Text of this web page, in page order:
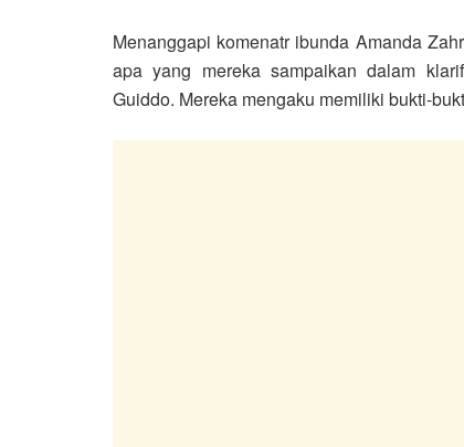
Menanggapi komenatr ibunda Amanda
apa yang mereka sampaikan dalam
Guiddo. Mereka mengaku memiliki bukti-